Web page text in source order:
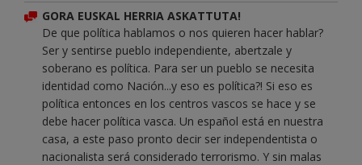
GORA EUSKAL HERRIA ASKATTUTA!
De que política hablamos o nos quieren hacer hablar?
Ser y sentirse pueblo independiente, abertzale y
soberano es política. Para ser un pueblo se necesita
identidad como Nación...y eso es política?! Si eso es
política entonces en los centros vascos se hace y se
debe hacer política vasca. Un español está en nuestra
casa, a este paso pronto decir ser independentista o
nacionalista será considerado terrorismo. Y sin malas